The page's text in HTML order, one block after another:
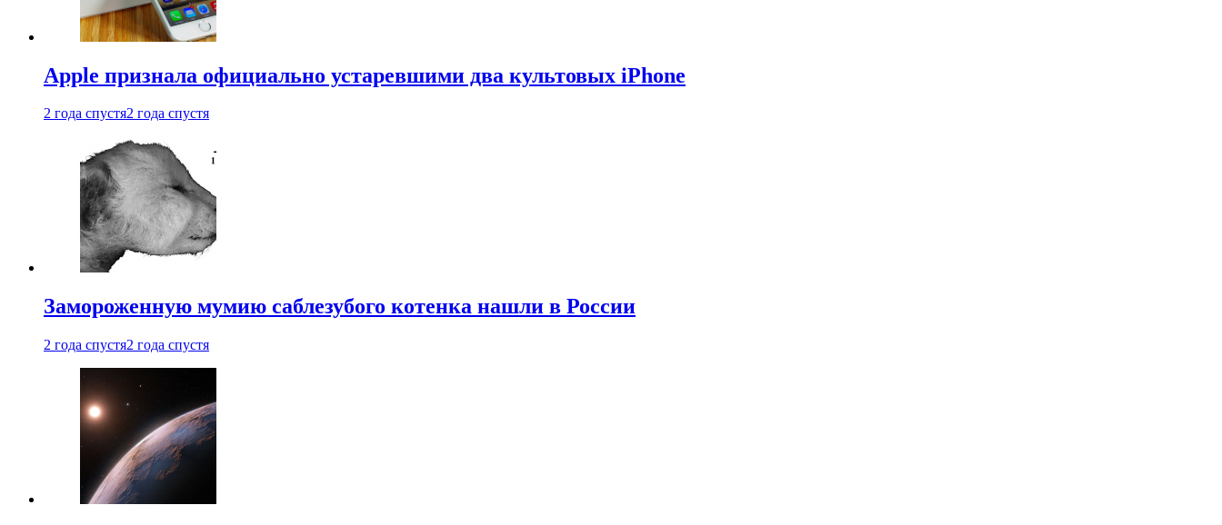
Apple признала официально устаревшими два культовых iPhone
2 года спустя2 года спустя
Замороженную мумию саблезубого котенка нашли в России
2 года спустя2 года спустя